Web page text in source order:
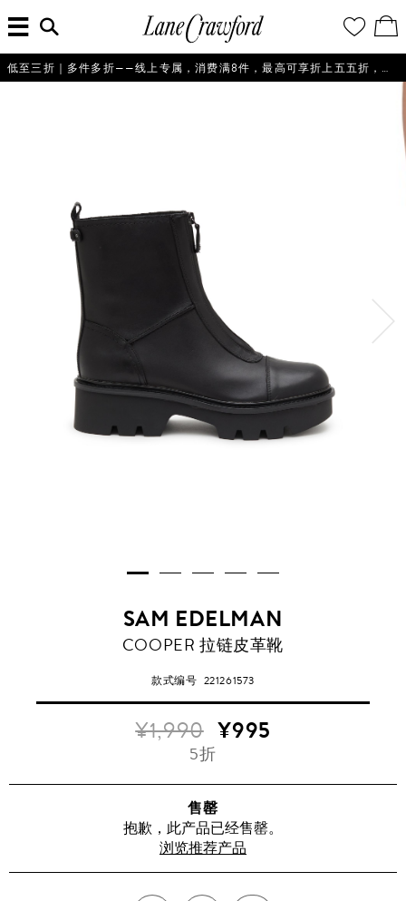
佛
探
的
愿
望
清
单
看
／
修
购
单
入
搜
索
信
息...
低至三折｜多件多折——线上专属，消费满8件，最高可享折上五五折，即刻选购！
SAM EDELMAN
COOPER 拉链皮革靴
款式编号 221261573
¥1,990 ¥995
5折
售罄
抱歉，此产品已经售罄。
浏览推荐产品